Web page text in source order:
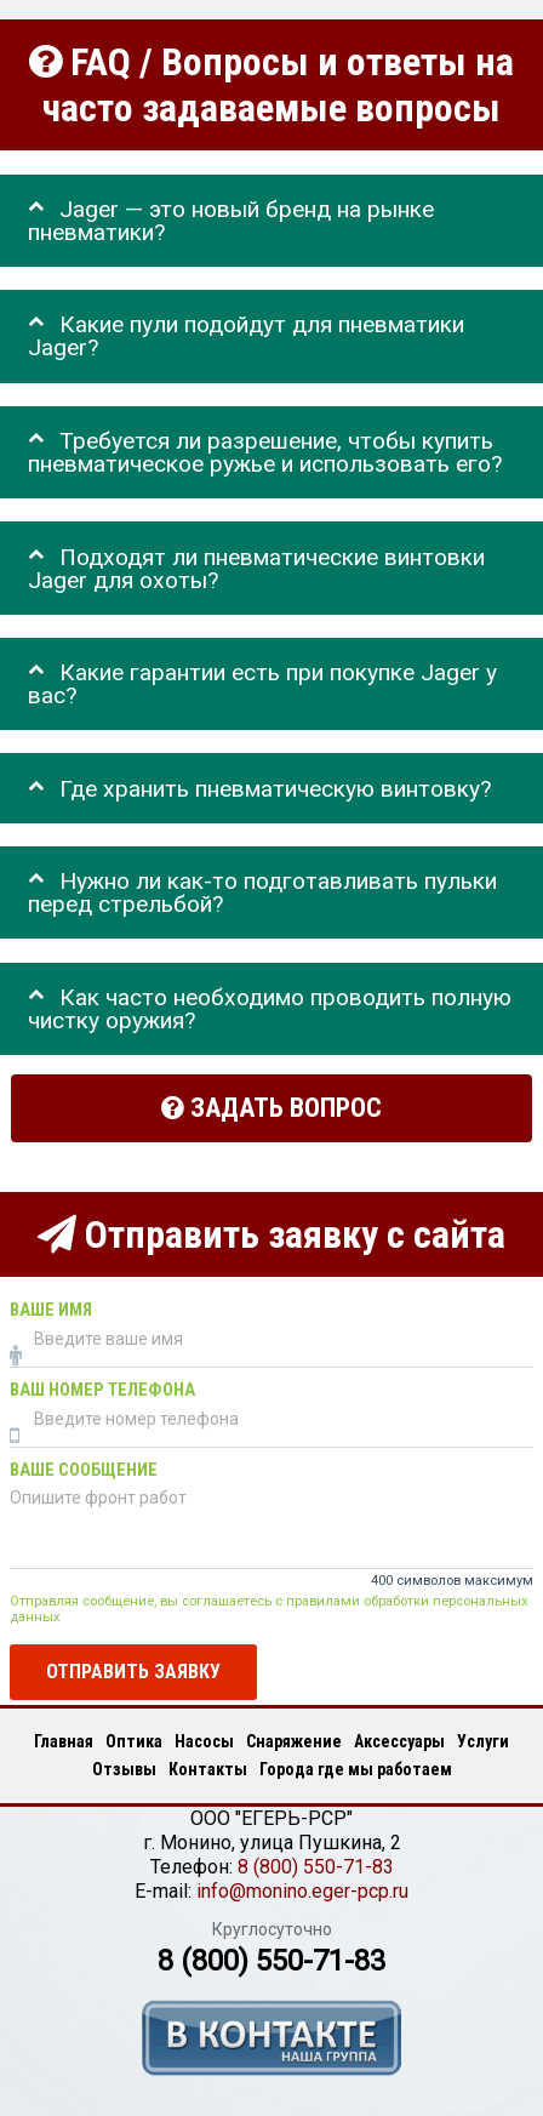
FAQ / Вопросы и ответы на
часто задаваемые вопросы
Jager — это новый бренд на рынке
пневматики?
Какие пули подойдут для пневматики
Jager?
Требуется ли разрешение, чтобы купить
пневматическое ружье и использовать его?
Подходят ли пневматические винтовки
Jager для охоты?
Какие гарантии есть при покупке Jager у
вас?
Где хранить пневматическую винтовку?
Нужно ли как-то подготавливать пульки
перед стрельбой?
Как часто необходимо проводить полную
чистку оружия?
ЗАДАТЬ ВОПРОС
Отправить заявку с сайта
ВАШЕ ИМЯ
ВАШ НОМЕР ТЕЛЕФОНА
ВАШЕ СООБЩЕНИЕ
400 символов максимум
Отправляя сообщение, вы соглашаетесь с правилами обработки персональных
данных
ОТПРАВИТЬ ЗАЯВКУ
Главная Оптика Насосы Снаряжение Аксессуары
Услуги
Отзывы
Контакты Города где мы работаем
ООО "ЕГЕРЬ-РСР"
г. Монино, улица Пушкина, 2
Телефон: 8 (800) 550-71-83
E-mail: info@monino.eger-pcp.ru
Круглосуточно
8 (800) 550-71-83